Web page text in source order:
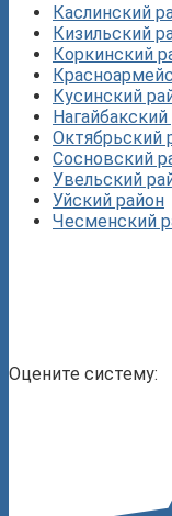
Каслинский
Кизильский
Коркинский
Кусинский
Октябрьский
Сосновский
Увельский
Уйский район
Чесменский
Оцените систему: